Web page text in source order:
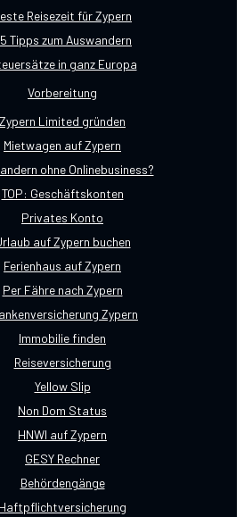
Reisezeit für Zypern
Tipps zum Auswandern
in ganz Europa
Vorbereitung
Zypern Limited gründen
Mietwagen auf Zypern
ohne Onlinebusiness?
TOP: Geschäftskonten
Privates Konto
auf Zypern buchen
Ferienhaus auf Zypern
Per Fähre nach Zypern
Zypern
Immobilie finden
Reiseversicherung
Yellow Slip
Non Dom Status
HNWI auf Zypern
GESY Rechner
Behördengänge
Haftpflichtversicherung